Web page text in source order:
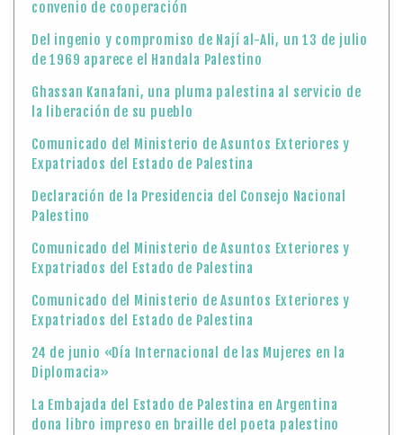
convenio de cooperación
Del ingenio y compromiso de Nají al-Ali, un 13 de julio
de 1969 aparece el Handala Palestino
Ghassan Kanafani, una pluma palestina al servicio de
la liberación de su pueblo
Comunicado del Ministerio de Asuntos Exteriores y
Expatriados del Estado de Palestina
Declaración de la Presidencia del Consejo Nacional
Palestino
Comunicado del Ministerio de Asuntos Exteriores y
Expatriados del Estado de Palestina
Comunicado del Ministerio de Asuntos Exteriores y
Expatriados del Estado de Palestina
24 de junio «Día Internacional de las Mujeres en la
Diplomacia»
La Embajada del Estado de Palestina en Argentina
dona libro impreso en braille del poeta palestino